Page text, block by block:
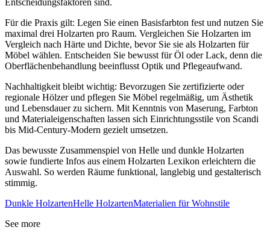
Entscheidungsfaktoren sind.
Für die Praxis gilt: Legen Sie einen Basisfarbton fest und nutzen Sie
maximal drei Holzarten pro Raum. Vergleichen Sie Holzarten im
Vergleich nach Härte und Dichte, bevor Sie sie als Holzarten für
Möbel wählen. Entscheiden Sie bewusst für Öl oder Lack, denn die
Oberflächenbehandlung beeinflusst Optik und Pflegeaufwand.
Nachhaltigkeit bleibt wichtig: Bevorzugen Sie zertifizierte oder
regionale Hölzer und pflegen Sie Möbel regelmäßig, um Ästhetik
und Lebensdauer zu sichern. Mit Kenntnis von Maserung, Farbton
und Materialeigenschaften lassen sich Einrichtungsstile von Scandi
bis Mid-Century-Modern gezielt umsetzen.
Das bewusste Zusammenspiel von Helle und dunkle Holzarten
sowie fundierte Infos aus einem Holzarten Lexikon erleichtern die
Auswahl. So werden Räume funktional, langlebig und gestalterisch
stimmig.
Dunkle HolzartenHelle HolzartenMaterialien für Wohnstile
See more